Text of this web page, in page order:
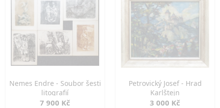
Nemes Endre - Soubor šesti
litografií
7 900 Kč
Petrovický Josef - Hrad
Karlštejn
3 000 Kč